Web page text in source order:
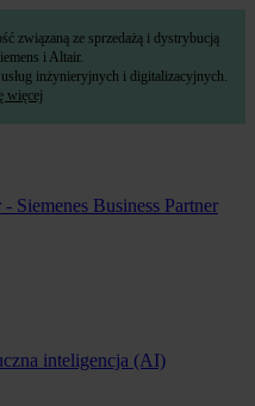
związaną ze sprzedażą i dystrybucją
i Altair.
inżynieryjnych i digitalizacyjnych.
więcej
inteligencja (AI)